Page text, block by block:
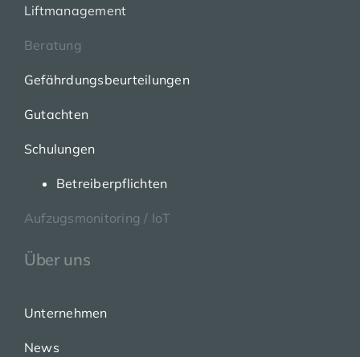
Liftmanagement
Beratung
Gefährdungsbeurteilungen
Gutachten
Schulungen
Betreiberpflichten
Aufzugsmonitoring / IoT
Über uns
Unternehmen
News